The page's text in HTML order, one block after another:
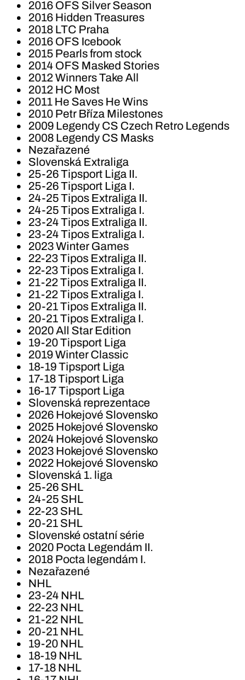
2016 OFS Silver Season
2016 Hidden Treasures
2018 LTC Praha
2016 OFS Icebook
2015 Pearls from stock
2014 OFS Masked Stories
2012 Winners Take All
2012 HC Most
2011 He Saves He Wins
2010 Petr Bříza Milestones
2009 Legendy CS Czech Retro Legends
2008 Legendy CS Masks
Nezařazené
Slovenská Extraliga
25-26 Tipsport Liga II.
25-26 Tipsport Liga I.
24-25 Tipos Extraliga II.
24-25 Tipos Extraliga I.
23-24 Tipos Extraliga II.
23-24 Tipos Extraliga I.
2023 Winter Games
22-23 Tipos Extraliga II.
22-23 Tipos Extraliga I.
21-22 Tipos Extraliga II.
21-22 Tipos Extraliga I.
20-21 Tipos Extraliga II.
20-21 Tipos Extraliga I.
2020 All Star Edition
19-20 Tipsport Liga
2019 Winter Classic
18-19 Tipsport Liga
17-18 Tipsport Liga
16-17 Tipsport Liga
Slovenská reprezentace
2026 Hokejové Slovensko
2025 Hokejové Slovensko
2024 Hokejové Slovensko
2023 Hokejové Slovensko
2022 Hokejové Slovensko
Slovenská 1. liga
25-26 SHL
24-25 SHL
22-23 SHL
20-21 SHL
Slovenské ostatní série
2020 Pocta Legendám II.
2018 Pocta legendám I.
Nezařazené
NHL
23-24 NHL
22-23 NHL
21-22 NHL
20-21 NHL
19-20 NHL
18-19 NHL
17-18 NHL